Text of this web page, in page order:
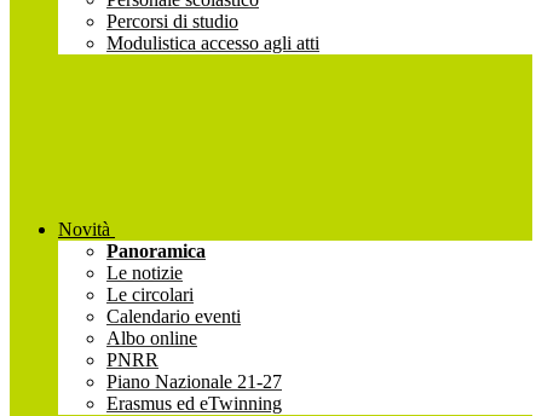
Percorsi di studio
Modulistica accesso agli atti
Novità
Panoramica
Le notizie
Le circolari
Calendario eventi
Albo online
PNRR
Piano Nazionale 21-27
Erasmus ed eTwinning